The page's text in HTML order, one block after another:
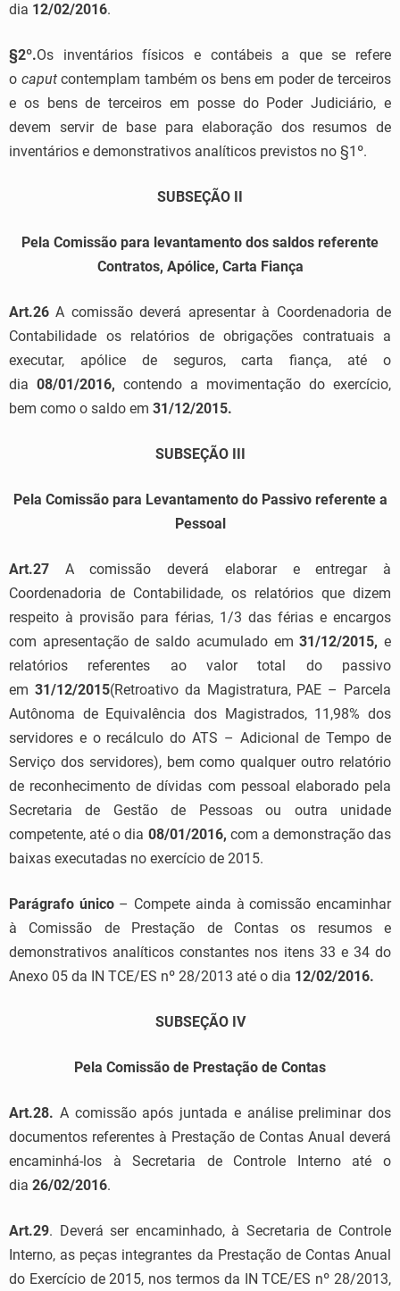
dia 12/02/2016.
§2º.Os inventários físicos e contábeis a que se refere
o caputcontemplam também os bens em poder de terceiros
e os bens de terceiros em posse do Poder Judiciário, e
devem servir de base para elaboração dos resumos de
inventários e demonstrativos analíticos previstos no §1º.
SUBSEÇÃO II
Pela Comissão para levantamento dos saldos referente
Contratos, Apólice, Carta Fiança
Art.26A comissão deverá apresentar à Coordenadoria de
Contabilidade os relatórios de obrigações contratuais a
executar, apólice de seguros, carta fiança, até o
dia 08/01/2016, contendo a movimentação do exercício,
bem como o saldo em 31/12/2015.
SUBSEÇÃO III
Pela Comissão para Levantamento do Passivo referente a
Pessoal
Art.27 A comissão deverá elaborar e entregar à
Coordenadoria de Contabilidade, os relatórios que dizem
respeito à provisão para férias, 1/3 das férias e encargos
com apresentação de saldo acumulado em31/12/2015,e
relatórios referentes ao valor total do passivo
em 31/12/2015(Retroativo da Magistratura, PAE – Parcela
Autônoma de Equivalência dos Magistrados, 11,98% dos
servidores e o recálculo do ATS – Adicional de Tempo de
Serviço dos servidores), bem como qualquer outro relatório
de reconhecimento de dívidas com pessoal elaborado pela
Secretaria de Gestão de Pessoas ou outra unidade
competente, até o dia 08/01/2016, com a demonstração das
baixas executadas no exercício de 2015.
Parágrafo único– Compete ainda à comissão encaminhar
à Comissão de Prestação de Contas os resumos e
demonstrativos analíticos constantes nos itens 33 e 34 do
Anexo 05 da IN TCE/ES nº 28/2013 até o dia 12/02/2016.
SUBSEÇÃO IV
Pela Comissão de Prestação de Contas
Art.28. A comissão após juntada e análise preliminar dos
documentos referentes à Prestação de Contas Anual deverá
encaminhá-los à Secretaria de Controle Interno até o
dia 26/02/2016.
Art.29. Deverá ser encaminhado, à Secretaria de Controle
Interno, as peças integrantes da Prestação de Contas Anual
do Exercício de 2015, nos termos da IN TCE/ES nº 28/2013,